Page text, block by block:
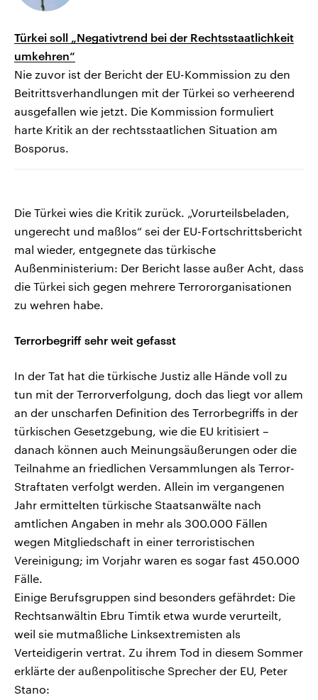
Türkei soll „Negativtrend bei der Rechtsstaatlichkeit
umkehren“
Nie zuvor ist der Bericht der EU-Kommission zu den
Beitrittsverhandlungen mit der Türkei so verheerend
ausgefallen wie jetzt. Die Kommission formuliert
harte Kritik an der rechtsstaatlichen Situation am
Bosporus.
Die Türkei wies die Kritik zurück. „Vorurteilsbeladen,
ungerecht und maßlos“ sei der EU-Fortschrittsbericht
mal wieder, entgegnete das türkische
Außenministerium: Der Bericht lasse außer Acht, dass
die Türkei sich gegen mehrere Terrororganisationen
zu wehren habe.
Terrorbegriff sehr weit gefasst
In der Tat hat die türkische Justiz alle Hände voll zu
tun mit der Terrorverfolgung, doch das liegt vor allem
an der unscharfen Definition des Terrorbegriffs in der
türkischen Gesetzgebung, wie die EU kritisiert –
danach können auch Meinungsäußerungen oder die
Teilnahme an friedlichen Versammlungen als Terror-
Straftaten verfolgt werden. Allein im vergangenen
Jahr ermittelten türkische Staatsanwälte nach
amtlichen Angaben in mehr als 300.000 Fällen
wegen Mitgliedschaft in einer terroristischen
Vereinigung; im Vorjahr waren es sogar fast 450.000
Fälle.
Einige Berufsgruppen sind besonders gefährdet: Die
Rechtsanwältin Ebru Timtik etwa wurde verurteilt,
weil sie mutmaßliche Linksextremisten als
Verteidigerin vertrat. Zu ihrem Tod in diesem Sommer
erklärte der außenpolitische Sprecher der EU, Peter
Stano: